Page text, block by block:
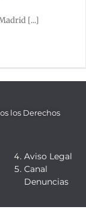
[...]
los Derechos
Aviso Legal
Canal
Denuncias